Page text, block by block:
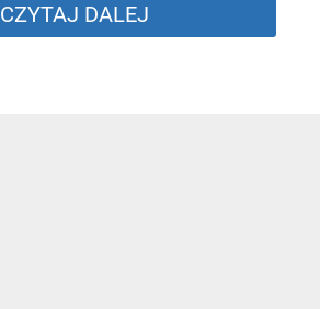
CZYTAJ DALEJ